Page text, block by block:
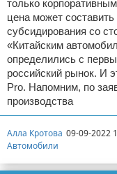
только
цена может
субсидирования со
«Китайским
определились с
российский рынок. И
Pro. Напомним, по
производства
Алла Кротова 09-09-2022
Автомобили